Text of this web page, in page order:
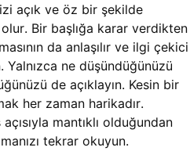
açık ve öz bir şekilde
olur. Bir başlığa karar verdikten
da anlaşılır ve ilgi çekici
ne düşündüğünüzü
de açıklayın. Kesin bir
her zaman harikadır.
mantıklı olduğundan
tekrar okuyun.